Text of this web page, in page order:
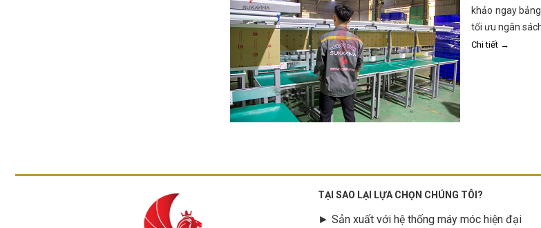
khảo ngay
tối ưu ngân
Chi tiết →
TẠI SAO LẠI LỰA CHỌN CHÚNG TÔI?
► Sản xuất với hệ thống máy móc hiện đại